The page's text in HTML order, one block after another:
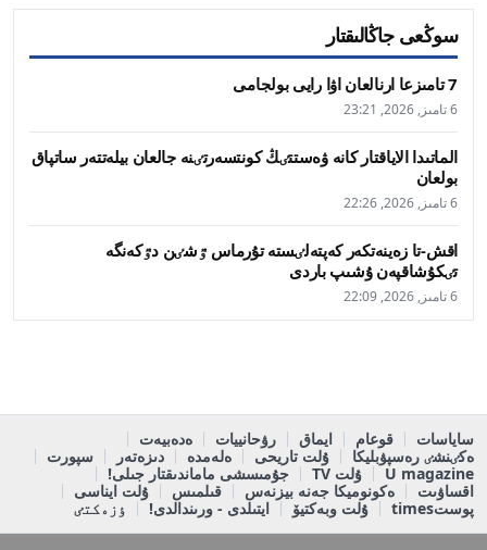
سوڭعى جاڭالىقتار
7 تامىزعا ارنالعان اۋا رايى بولجامى
6 تامىز, 2026, 23:21
الماتىدا الاياقتار كانە ۋەستتٸڭ كونتسەرتٸنە جالعان بيلەتتەر ساتپاق
بولعان
6 تامىز, 2026, 22:26
اقش-تا زەينەتكەر كەپتەلٸستە تۇرماس ٷشٸن دٷكەنگە
تٸكۇشاقپەن ۇشىپ باردى
6 تامىز, 2026, 22:09
ساياسات قوعام ايماق رۋحانييات
ەدەبيەت
ەكٸنشٸ رەسپۋبليكا
ۇلت تاريحى ەلەمدە دىزەتەر
سپورت
U magazine
ۇلت TV
جۇمىسشى ماماندىقتار جىلى!
اقساۋىت
ەكونوميكا جەنە بيزنەس قىلمىس
ۇلت ايناسى
پوستtimes
ۇلت وبەكتيۆ ايتىلدى - ورىندالدى! ٶزەكتٸ